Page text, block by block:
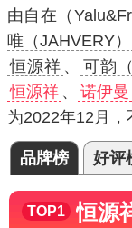
由自在（
唯（JAHVERY）
恒源祥 、 可韵
恒源祥 、 诺伊曼
为2022年12月，
品牌榜 好评
TOP1 恒源